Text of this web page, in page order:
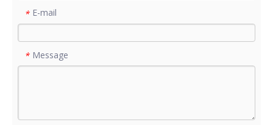
* E-mail
* Message